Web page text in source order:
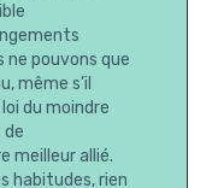
pouvons que
même s’il
du moindre
de
meilleur allié.
habitudes, rien